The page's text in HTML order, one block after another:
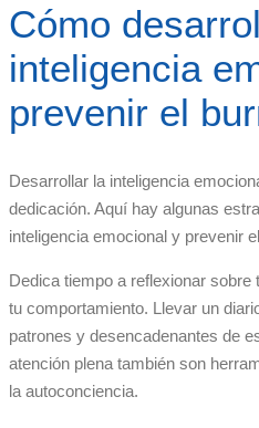
Cómo
inteligencia
prevenir el
Desarrollar la inteligencia
dedicación. Aquí hay algunas
inteligencia emocional y prevenir
Dedica tiempo a reflexionar
tu comportamiento. Llevar un
patrones y desencadenantes de
atención plena también son
la autoconciencia.